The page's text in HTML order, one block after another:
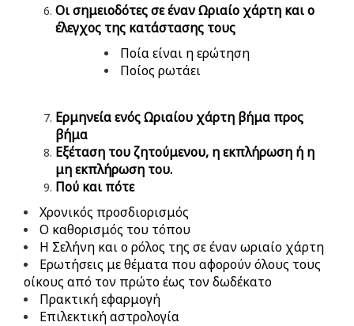
Οι σημειοδότες σε έναν Ωριαίο χάρτη και ο
έλεγχος της κατάστασης τους
Ποία είναι η ερώτηση
Ποίος ρωτάει
Ερμηνεία ενός Ωριαίου χάρτη βήμα προς
βήμα
Εξέταση του ζητούμενου, η εκπλήρωση ή η
μη εκπλήρωση του.
Πού και πότε
Χρονικός προσδιορισμός
Ο καθορισμός του τόπου
Η Σελήνη και ο ρόλος της σε έναν ωριαίο χάρτη
Ερωτήσεις με θέματα που αφορούν όλους τους
οίκους από τον πρώτο έως τον δωδέκατο
Πρακτική εφαρμογή
Επιλεκτική αστρολογία